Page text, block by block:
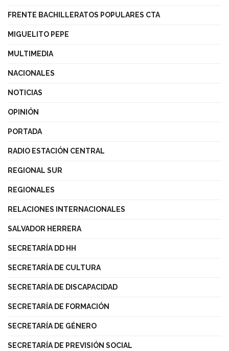
FRENTE BACHILLERATOS POPULARES CTA
MIGUELITO PEPE
MULTIMEDIA
NACIONALES
NOTICIAS
OPINIÓN
PORTADA
RADIO ESTACIÓN CENTRAL
REGIONAL SUR
REGIONALES
RELACIONES INTERNACIONALES
SALVADOR HERRERA
SECRETARÍA DD HH
SECRETARÍA DE CULTURA
SECRETARÍA DE DISCAPACIDAD
SECRETARÍA DE FORMACIÓN
SECRETARÍA DE GÉNERO
SECRETARÍA DE PREVISIÓN SOCIAL